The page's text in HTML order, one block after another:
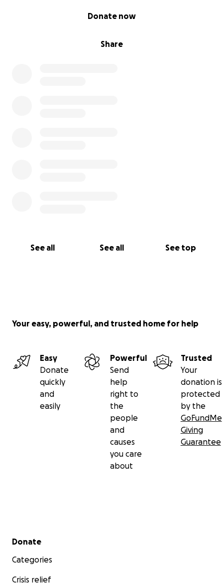
Share
Donate now
See all See all See top
Your easy, powerful, and trusted home for help
Easy
Donate
quickly
and
easily
Powerful
Send
help
right to
the
people
and
causes
you care
about
Trusted
Your
donation is
protected
by the
GoFundMe
Giving
Guarantee
Secondary menu
Donate
Categories
Crisis relief